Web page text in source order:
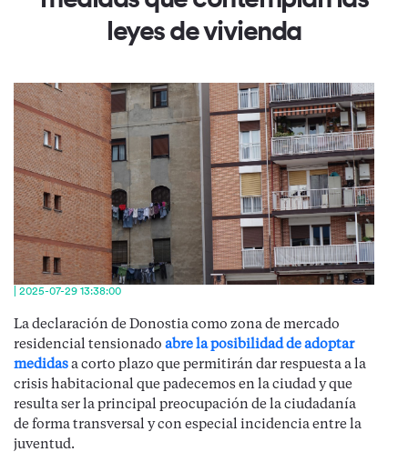
leyes de vivienda
| 2025-07-29 13:38:00
La declaración de Donostia como zona de mercado
residencial tensionado abre la posibilidad de adoptar
medidas a corto plazo que permitirán dar respuesta a la
crisis habitacional que padecemos en la ciudad y que
resulta ser la principal preocupación de la ciudadanía
de forma transversal y con especial incidencia entre la
juventud.